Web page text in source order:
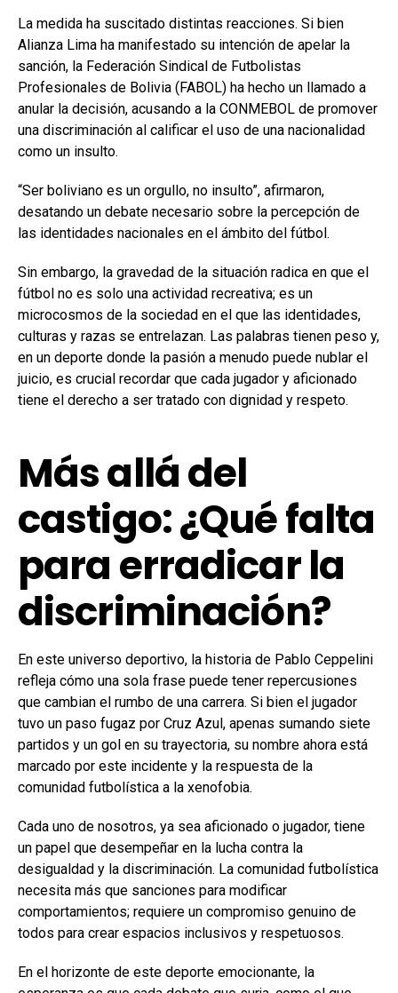
La medida ha suscitado distintas reacciones. Si bien
Alianza Lima ha manifestado su intención de apelar la
sanción, la Federación Sindical de Futbolistas
Profesionales de Bolivia (FABOL) ha hecho un llamado a
anular la decisión, acusando a la CONMEBOL de promover
una discriminación al calificar el uso de una nacionalidad
como un insulto.
“Ser boliviano es un orgullo, no insulto”, afirmaron,
desatando un debate necesario sobre la percepción de
las identidades nacionales en el ámbito del fútbol.
Sin embargo, la gravedad de la situación radica en que el
fútbol no es solo una actividad recreativa; es un
microcosmos de la sociedad en el que las identidades,
culturas y razas se entrelazan. Las palabras tienen peso y,
en un deporte donde la pasión a menudo puede nublar el
juicio, es crucial recordar que cada jugador y aficionado
tiene el derecho a ser tratado con dignidad y respeto.
Más allá del
castigo: ¿Qué falta
para erradicar la
discriminación?
En este universo deportivo, la historia de Pablo Ceppelini
refleja cómo una sola frase puede tener repercusiones
que cambian el rumbo de una carrera. Si bien el jugador
tuvo un paso fugaz por Cruz Azul, apenas sumando siete
partidos y un gol en su trayectoria, su nombre ahora está
marcado por este incidente y la respuesta de la
comunidad futbolística a la xenofobia.
Cada uno de nosotros, ya sea aficionado o jugador, tiene
un papel que desempeñar en la lucha contra la
desigualdad y la discriminación. La comunidad futbolística
necesita más que sanciones para modificar
comportamientos; requiere un compromiso genuino de
todos para crear espacios inclusivos y respetuosos.
En el horizonte de este deporte emocionante, la